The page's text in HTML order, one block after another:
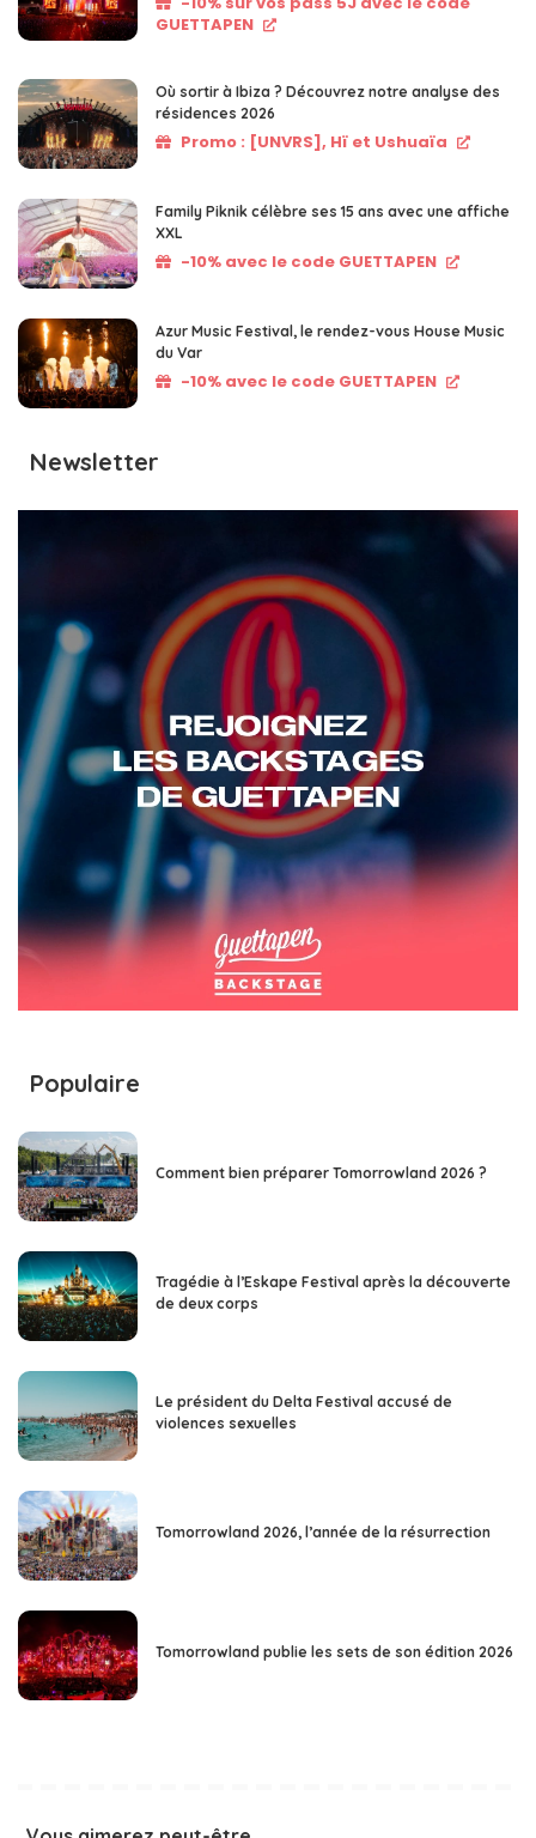
GUETTAPEN
Où sortir à Ibiza ? Découvrez notre analyse des
résidences 2026
Promo : [UNVRS], Hï et Ushuaïa
Family Piknik célèbre ses 15 ans avec une affiche
XXL
-10% avec le code GUETTAPEN
Azur Music Festival, le rendez-vous House Music
du Var
-10% avec le code GUETTAPEN
Newsletter
Populaire
Comment bien préparer Tomorrowland 2026 ?
Tragédie à l’Eskape Festival après la découverte
de deux corps
Le président du Delta Festival accusé de
violences sexuelles
Tomorrowland 2026, l’année de la résurrection
Tomorrowland publie les sets de son édition 2026